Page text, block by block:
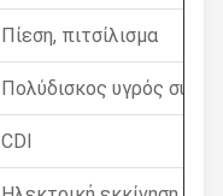
Πίεση, πιτσίλισμα
Πολύδισκος υγρός
CDI